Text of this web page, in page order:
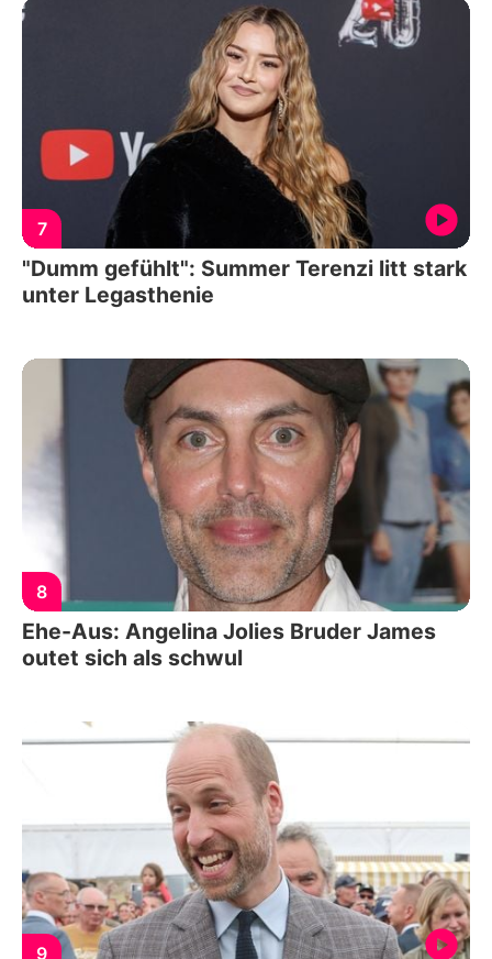
7
"Dumm gefühlt": Summer Terenzi litt stark
unter Legasthenie
8
Ehe-Aus: Angelina Jolies Bruder James
outet sich als schwul
9